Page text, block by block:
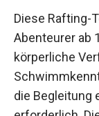
Diese Rafting-
Abenteurer ab
körperliche
die